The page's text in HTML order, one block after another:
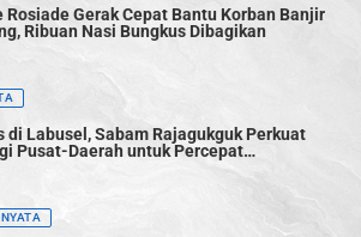
Rosiade Gerak Cepat Bantu Korban Banjir
Ribuan Nasi Bungkus Dibagikan
di Labusel, Sabam Rajagukguk Perkuat
Pusat-Daerah untuk Percepat